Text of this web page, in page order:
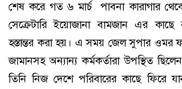
শেষ করে গত ৬ মার্চ পাবনা কারাগার
সেক্রেটারি ইয়োজানা বামজান এর কাছে
হস্তান্তর করা হয়। এ সময় জেল সুপার
জামানসহ অন্যান্য কর্মকর্তারা উপস্থিত
তিনি নিজ দেশে পরিবারের কাছে ফিরে